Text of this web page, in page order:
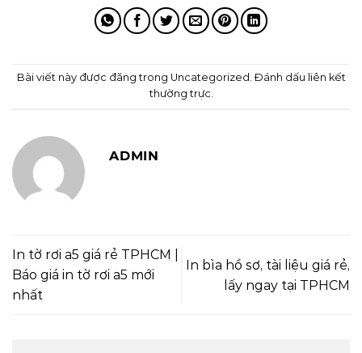
Bài viết này được đăng trong Uncategorized . Đánh dấu liên kết
thường trực.
ADMIN
In tờ rơi a5 giá rẻ TPHCM |
Báo giá in tờ rơi a5 mới
nhất
In bìa hồ sơ, tài liệu giá rẻ,
lấy ngay tại TPHCM